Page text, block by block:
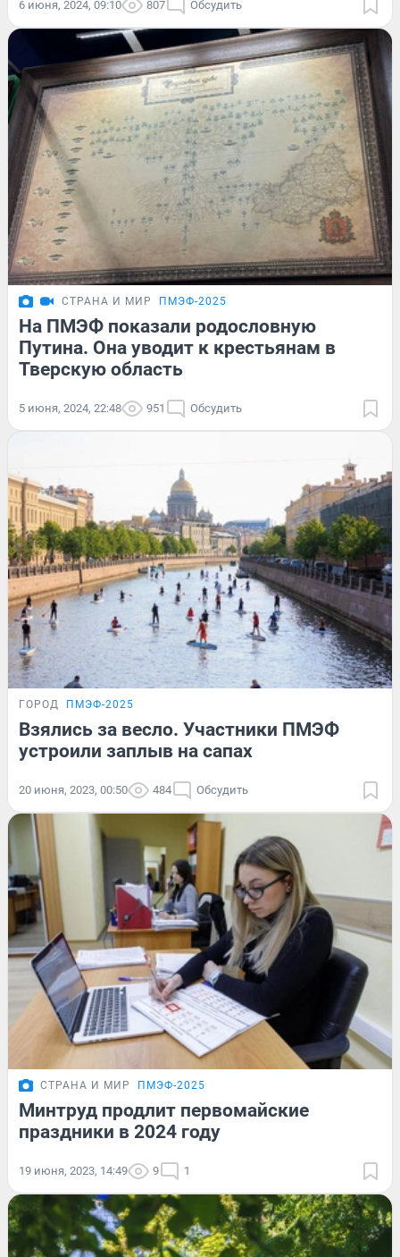
6 июня, 2024, 09:10 807 Обсудить
СТРАНА И МИР ПМЭФ-2025
На ПМЭФ показали родословную
Путина. Она уводит к крестьянам в
Тверскую область
5 июня, 2024, 22:48 951 Обсудить
ГОРОД ПМЭФ-2025
Взялись за весло. Участники ПМЭФ
устроили заплыв на сапах
20 июня, 2023, 00:50 484 Обсудить
СТРАНА И МИР ПМЭФ-2025
Минтруд продлит первомайские
праздники в 2024 году
19 июня, 2023, 14:49 9 1